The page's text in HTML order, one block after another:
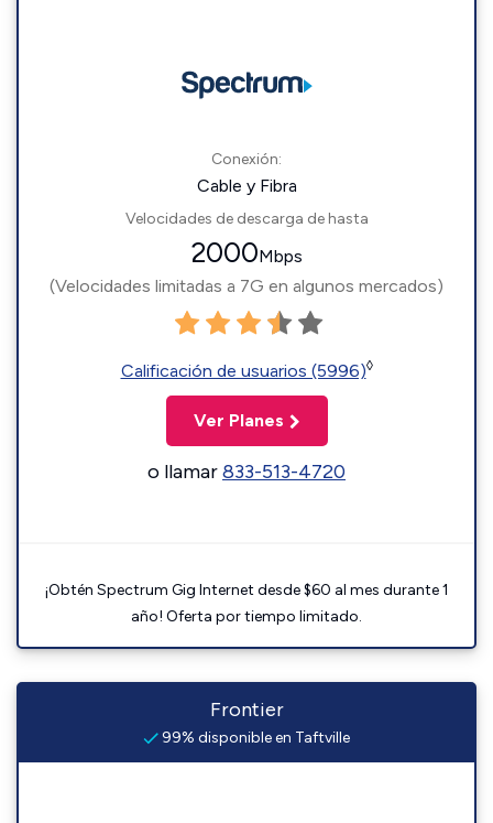
Conexión:
Cable y Fibra
Velocidades de descarga de hasta
2000Mbps
(Velocidades limitadas a 7G en algunos mercados)
Calificación de usuarios (5996)◊
Ver Planes
o llamar833-513-4720
¡Obtén Spectrum Gig Internet desde $60 al mes durante 1
año! Oferta por tiempo limitado.
Frontier
99% disponible en Taftville